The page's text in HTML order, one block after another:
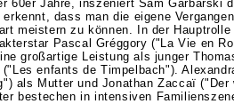
60er Jahre, inszeniert Sam Garbarski
dass man die eigene
meistern zu können. In der
Pascal Gréggory ("La Vie en
großartige Leistung als junger
("Les enfants de Timpelbach").
als Mutter und Jonathan Zaccaï ("Der
bestechen in intensiven